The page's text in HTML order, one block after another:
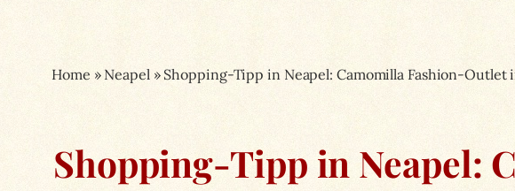
Home » Neapel» Shopping-Tipp in Neapel: Camomilla Fashion-Outlet
Shopping-Tipp in Neapel: